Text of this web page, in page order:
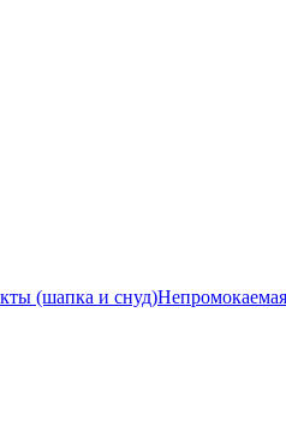
(шапка и снуд)